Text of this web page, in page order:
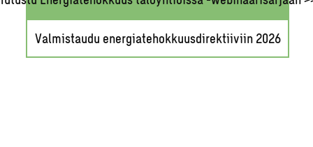
Valmistaudu energiatehokkuusdirektiiviin 2026